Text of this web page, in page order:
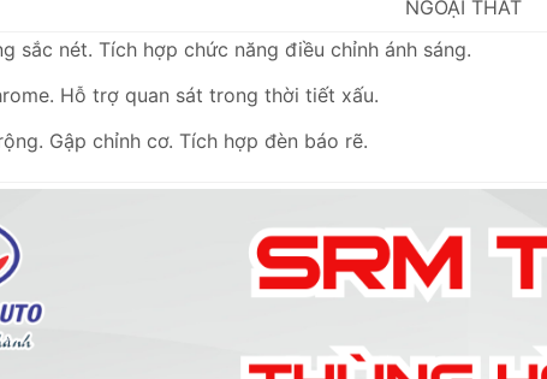
NGOẠI THẤT
sắc nét. Tích hợp chức năng điều chỉnh ánh sáng.
Hỗ trợ quan sát trong thời tiết xấu.
Gập chỉnh cơ. Tích hợp đèn báo rẽ.